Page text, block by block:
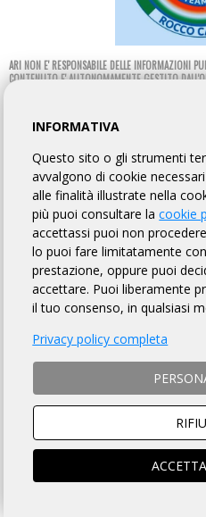
ARI NON E' RESPONSABILE DELLE INFORMAZIONI
CONTENUTO E' AUTONOMAMENTE GESTITO
APPIA BIKE TOUR
MAR
Ciclo Team Laerte ASD
TORNA AL BREVETTO
Art. 1 ORGANIZZAZIONE
Ciclo Team Lerte ASD organizza
Randonnée "Appia Bike Tour
130 di lunghezza, per
DESCRIZIONE che è fatto
di leggere, si trova sulla pagina
INFORMATIVA
Questo sito o gli strumenti
avvalgono di cookie
alle finalità illustrate nella
più puoi consultare lacookie
accettassi puoi non
lo puoi fare limitatamente
prestazione, oppure puoi
accettare. Puoi liberamente
il tuo consenso, in qualsiasi
Privacy policy completa